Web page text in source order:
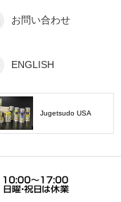
お問い合わせ
ENGLISH
Jugetsudo USA